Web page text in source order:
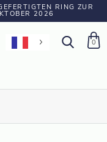
RING ZUR
2026
0